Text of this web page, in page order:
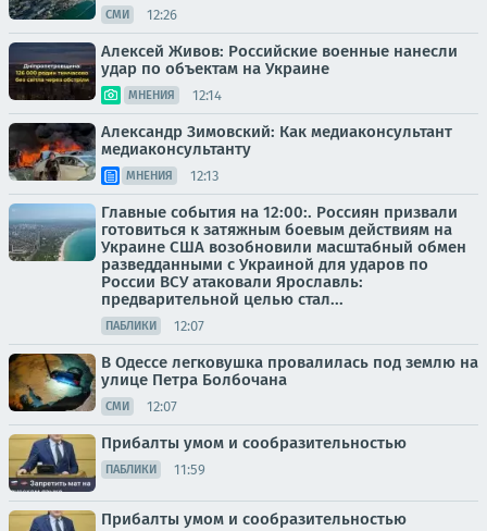
СМИ 12:26
Алексей Живов: Российские военные нанесли
удар по объектам на Украине
МНЕНИЯ 12:14
Александр Зимовский: Как медиаконсультант
медиаконсультанту
МНЕНИЯ 12:13
Главные события на 12:00:. Россиян призвали
готовиться к затяжным боевым действиям на
Украине США возобновили масштабный обмен
разведданными с Украиной для ударов по
России ВСУ атаковали Ярославль:
предварительной целью стал...
ПАБЛИКИ 12:07
В Одессе легковушка провалилась под землю на
улице Петра Болбочана
СМИ 12:07
Прибалты умом и сообразительностью
ПАБЛИКИ 11:59
Прибалты умом и сообразительностью